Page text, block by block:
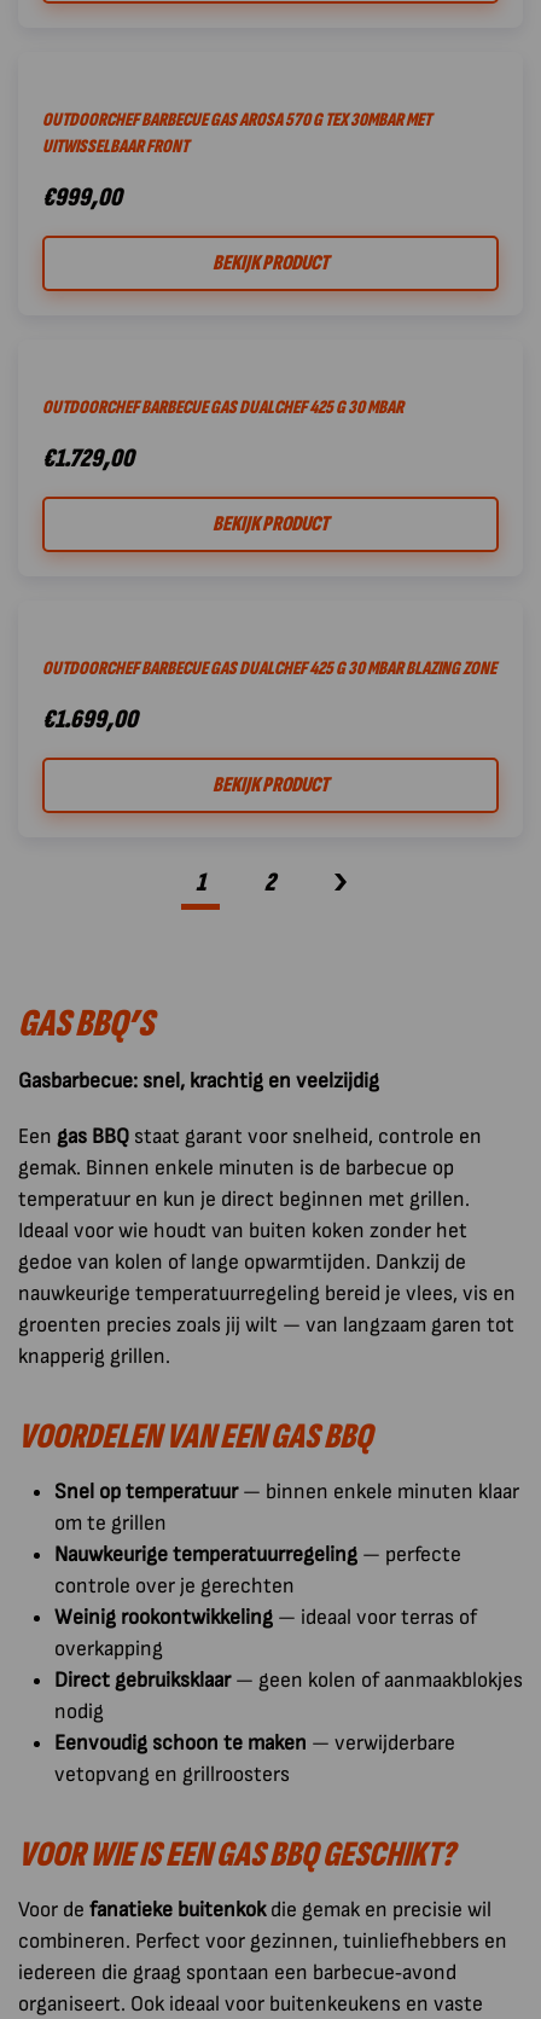
OUTDOORCHEF BARBECUE GAS AROSA 570 G TEX 30MBAR MET
UITWISSELBAAR FRONT
€999,00
BEKIJK PRODUCT
OUTDOORCHEF BARBECUE GAS DUALCHEF 425 G 30 MBAR
€1.729,00
BEKIJK PRODUCT
OUTDOORCHEF BARBECUE GAS DUALCHEF 425 G 30 MBAR BLAZING ZONE
€1.699,00
BEKIJK PRODUCT
1 2
GAS BBQ’S
Gasbarbecue: snel, krachtig en veelzijdig
Een gas BBQ staat garant voor snelheid, controle en
gemak. Binnen enkele minuten is de barbecue op
temperatuur en kun je direct beginnen met grillen.
Ideaal voor wie houdt van buiten koken zonder het
gedoe van kolen of lange opwarmtijden. Dankzij de
nauwkeurige temperatuurregeling bereid je vlees, vis en
groenten precies zoals jij wilt — van langzaam garen tot
knapperig grillen.
VOORDELEN VAN EEN GAS BBQ
Snel op temperatuur— binnen enkele minuten klaar
om te grillen
Nauwkeurige temperatuurregeling — perfecte
controle over je gerechten
Weinig rookontwikkeling — ideaal voor terras of
overkapping
Direct gebruiksklaar— geen kolen of aanmaakblokjes
nodig
Eenvoudig schoon te maken — verwijderbare
vetopvang en grillroosters
VOOR WIE IS EEN GAS BBQ GESCHIKT?
Voor de fanatieke buitenkokdie gemak en precisie wil
combineren. Perfect voor gezinnen, tuinliefhebbers en
iedereen die graag spontaan een barbecue‑avond
organiseert. Ook ideaal voor buitenkeukens en vaste